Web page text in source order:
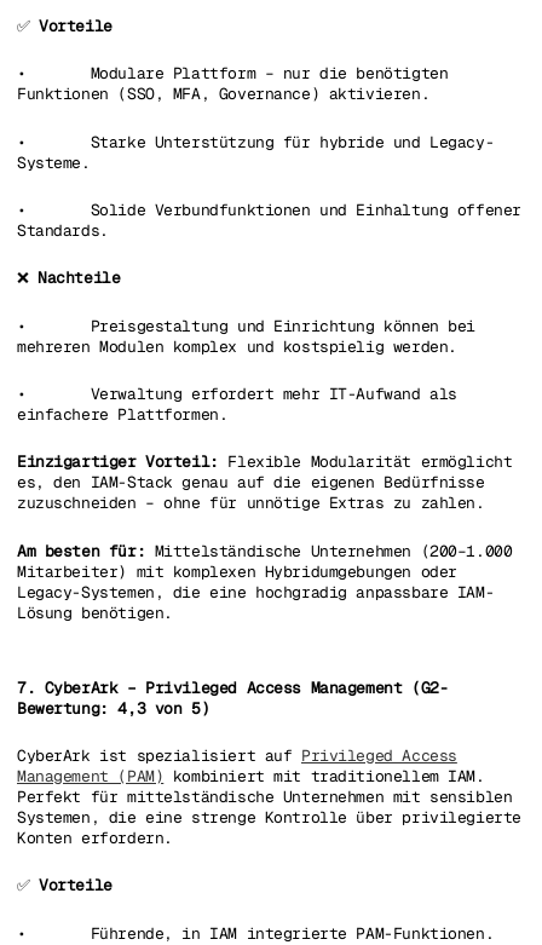
✅Vorteile
• Modulare Plattform – nur die benötigten
Funktionen (SSO, MFA, Governance) aktivieren.
• Starke Unterstützung für hybride und Legacy-
Systeme.
• Solide Verbundfunktionen und Einhaltung offener
Standards.
❌Nachteile
• Preisgestaltung und Einrichtung können bei
mehreren Modulen komplex und kostspielig werden.
• Verwaltung erfordert mehr IT-Aufwand als
einfachere Plattformen.
Einzigartiger Vorteil: Flexible Modularität ermöglicht
es, den IAM-Stack genau auf die eigenen Bedürfnisse
zuzuschneiden – ohne für unnötige Extras zu zahlen.
Am besten für: Mittelständische Unternehmen (200–1.000
Mitarbeiter) mit komplexen Hybridumgebungen oder
Legacy-Systemen, die eine hochgradig anpassbare IAM-
Lösung benötigen.
7. CyberArk – Privileged Access Management (G2-
Bewertung: 4,3 von 5)
CyberArk ist spezialisiert auf Privileged Access
Management (PAM) kombiniert mit traditionellem IAM.
Perfekt für mittelständische Unternehmen mit sensiblen
Systemen, die eine strenge Kontrolle über privilegierte
Konten erfordern.
✅Vorteile
• Führende, in IAM integrierte PAM-Funktionen.